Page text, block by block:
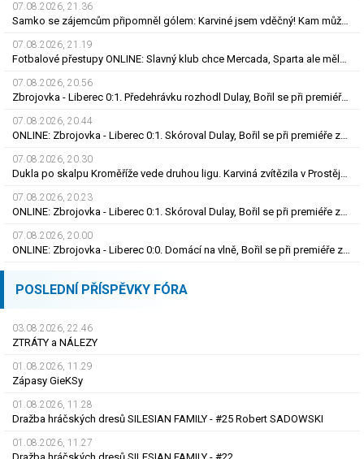
07.08.2026, 21.36
Samko se zájemcům připomněl gólem: Karviné jsem vděčný! Kam může odejít Štorman?
07.08.2026, 21.19
Fotbalové přestupy ONLINE: Slavný klub chce Mercada, Sparta ale měla nabídku odmítnout
07.08.2026, 20.56
Zbrojovka - Liberec 0:1. Předehrávku rozhodl Dulay, Bořil se při premiéře za Slovan zranil
07.08.2026, 20.44
ONLINE: Zbrojovka - Liberec 0:1. Skóroval Dulay, Bořil se při premiéře za Slovan zranil
07.08.2026, 20.30
Dukla po skalpu Kroměříže vede druhou ligu. Karviná zvítězila v Prostějově, remíza Ústí
07.08.2026, 20.23
ONLINE: Zbrojovka - Liberec 0:1. Skóroval Dulay, Bořil se při premiéře za Slovan zranil
07.08.2026, 20.00
ONLINE: Zbrojovka - Liberec 0:0. Domácí na vlně, Bořil se při premiéře za Slovan zranil
POSLEDNÍ PŘÍSPĚVKY FÓRA
03.08.2026, 22.46
ZTRÁTY a NÁLEZY
01.08.2026, 11.29
Zápasy GieKSy
01.08.2026, 11.28
Dražba hráčských dresů SILESIAN FAMILY - #25 Robert SADOWSKI
01.08.2026, 11.27